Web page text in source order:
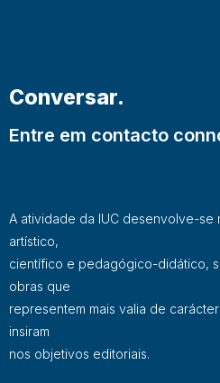
Conversar.
Entre em contacto
A atividade da IUC desenvolve-se
artístico,
científico e pedagógico-didático,
obras que
representem mais valia de
insiram
nos objetivos editoriais.